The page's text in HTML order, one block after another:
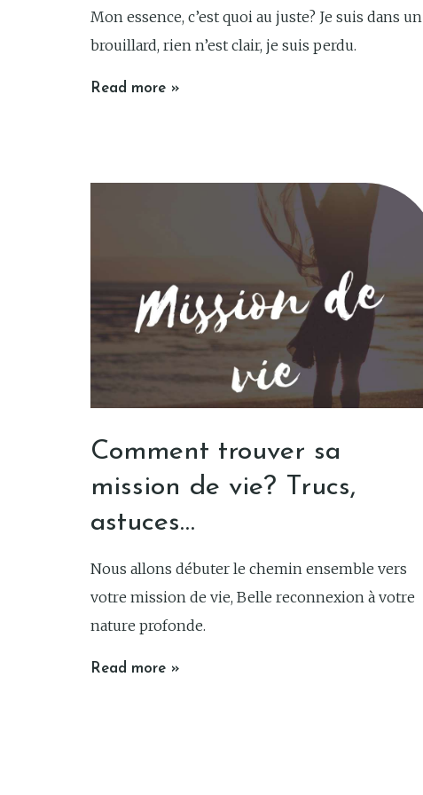
Mon essence, c’est quoi au juste? Je suis dans un
brouillard, rien n’est clair, je suis perdu.
Read more »
Comment trouver sa
mission de vie? Trucs,
astuces…
Nous allons débuter le chemin ensemble vers
votre mission de vie, Belle reconnexion à votre
nature profonde.
Read more »